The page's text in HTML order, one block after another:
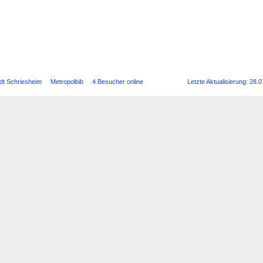
Schriesheim Metropolbib 4 Besucher online Letzte Aktualisierung: